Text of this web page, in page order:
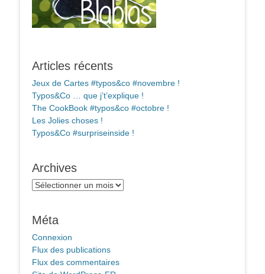
Articles récents
Jeux de Cartes #typos&co #novembre !
Typos&Co … que j’t’explique !
The CookBook #typos&co #octobre !
Les Jolies choses !
Typos&Co #surpriseinside !
Archives
Archives
Méta
Connexion
Flux des publications
Flux des commentaires